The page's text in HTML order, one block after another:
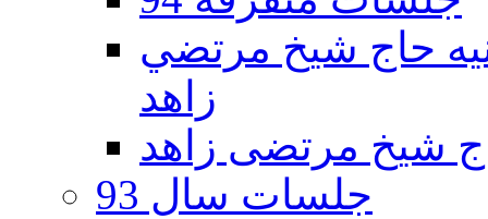
دوم 94 - حسينيه حاج شيخ مرتضي
زاهد
جلسات سال 93